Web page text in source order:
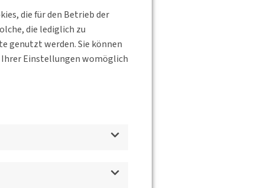
die für den Betrieb der
die lediglich zu
genutzt werden. Sie können
Ihrer Einstellungen womöglich